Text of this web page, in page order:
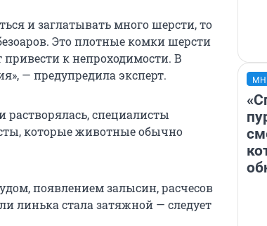
и заглатывать много шерсти, то
Это плотные комки шерсти
к непроходимости. В
— предупредила эксперт.
растворялась, специалисты
которые животные обычно
появлением залысин, расчесов
линька стала затяжной — следует